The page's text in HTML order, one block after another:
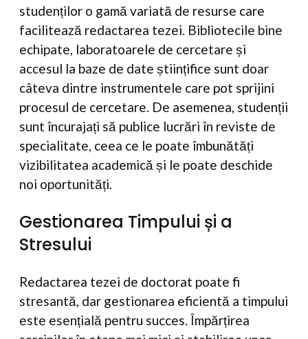
studenților o gamă variată de resurse care
facilitează redactarea tezei. Bibliotecile bine
echipate, laboratoarele de cercetare și
accesul la baze de date științifice sunt doar
câteva dintre instrumentele care pot sprijini
procesul de cercetare. De asemenea, studenții
sunt încurajați să publice lucrări în reviste de
specialitate, ceea ce le poate îmbunătăți
vizibilitatea academică și le poate deschide
noi oportunități.
Gestionarea Timpului și a
Stresului
Redactarea tezei de doctorat poate fi
stresantă, dar gestionarea eficientă a timpului
este esențială pentru succes. Împărțirea